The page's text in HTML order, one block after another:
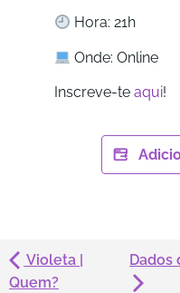
Hora: 21h
Onde: Online
Inscreve-te aqui!
Violeta |
Quem?
Dados